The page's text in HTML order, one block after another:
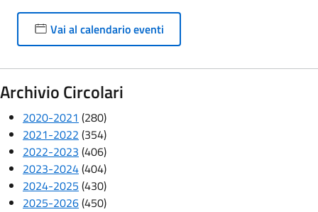
Vai al calendario eventi
Archivio Circolari
2020-2021 (280)
2021-2022 (354)
2022-2023 (406)
2023-2024(404)
2024-2025 (430)
2025-2026(450)